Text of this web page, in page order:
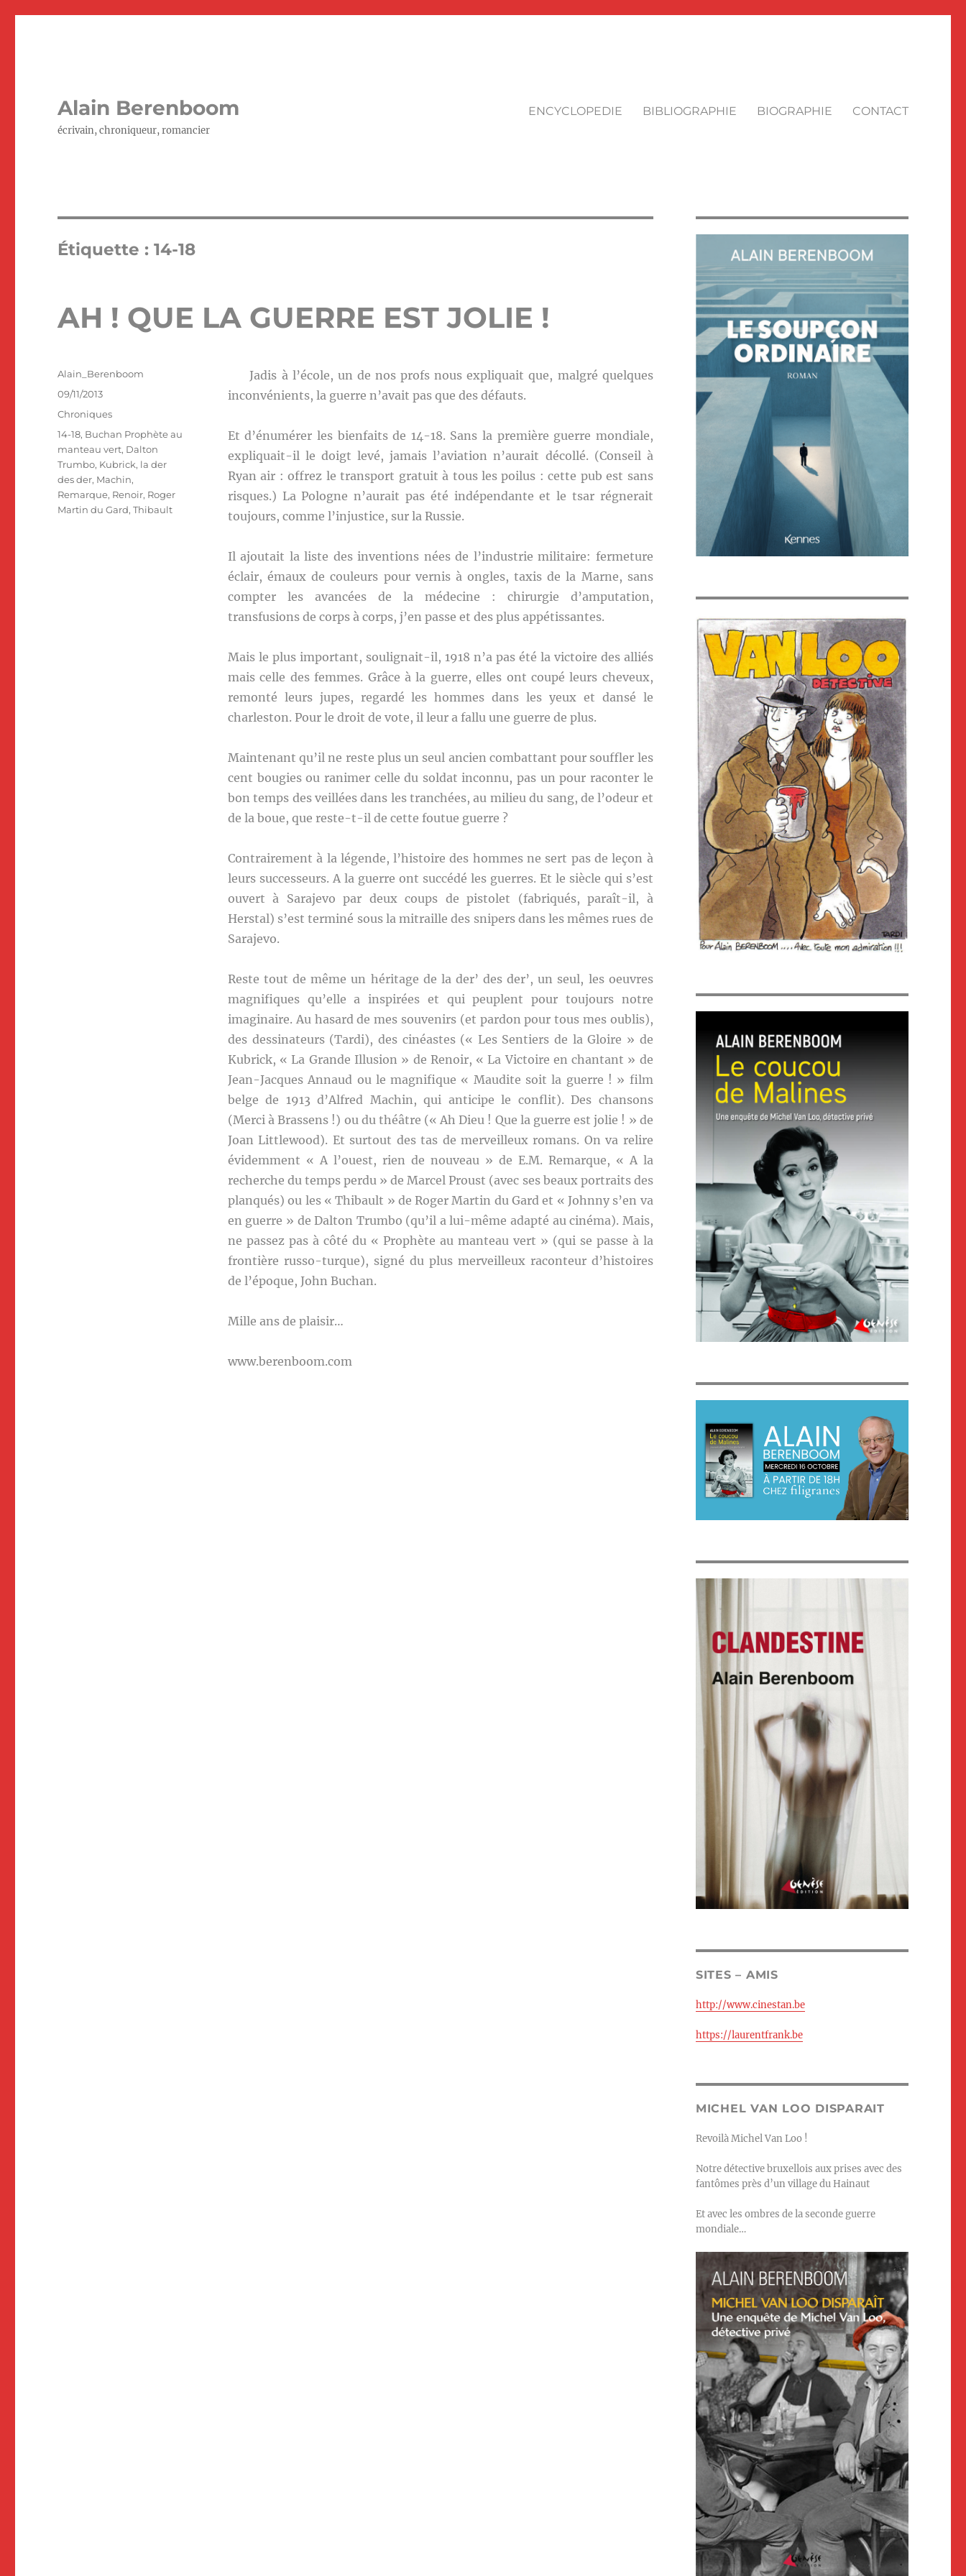
Alain Berenboom
écrivain, chroniqueur, romancier
ENCYCLOPEDIE BIBLIOGRAPHIE BIOGRAPHIE CONTACT
Étiquette :14-18
AH ! QUE LA GUERRE EST JOLIE !
Jadis à l’école, un de nos profs nous expliquait que, malgré quelques
inconvénients, la guerre n’avait pas que des défauts.
Et d’énumérer les bienfaits de 14-18. Sans la première guerre mondiale,
expliquait-il le doigt levé, jamais l’aviation n’aurait décollé. (Conseil à
Ryan air : offrez le transport gratuit à tous les poilus : cette pub est sans
risques.) La Pologne n’aurait pas été indépendante et le tsar régnerait
toujours, comme l’injustice, sur la Russie.
Il ajoutait la liste des inventions nées de l’industrie militaire: fermeture
éclair, émaux de couleurs pour vernis à ongles, taxis de la Marne, sans
compter les avancées de la médecine : chirurgie d’amputation,
transfusions de corps à corps, j’en passe et des plus appétissantes.
Mais le plus important, soulignait-il, 1918 n’a pas été la victoire des alliés
mais celle des femmes. Grâce à la guerre, elles ont coupé leurs cheveux,
remonté leurs jupes, regardé les hommes dans les yeux et dansé le
charleston. Pour le droit de vote, il leur a fallu une guerre de plus.
Maintenant qu’il ne reste plus un seul ancien combattant pour souffler les
cent bougies ou ranimer celle du soldat inconnu, pas un pour raconter le
bon temps des veillées dans les tranchées, au milieu du sang, de l’odeur et
de la boue, que reste-t-il de cette foutue guerre ?
Contrairement à la légende, l’histoire des hommes ne sert pas de leçon à
leurs successeurs. A la guerre ont succédé les guerres. Et le siècle qui s’est
ouvert à Sarajevo par deux coups de pistolet (fabriqués, paraît-il, à
Herstal) s’est terminé sous la mitraille des snipers dans les mêmes rues de
Sarajevo.
Reste tout de même un héritage de la der’ des der’, un seul, les oeuvres
magnifiques qu’elle a inspirées et qui peuplent pour toujours notre
imaginaire. Au hasard de mes souvenirs (et pardon pour tous mes oublis),
des dessinateurs (Tardi), des cinéastes (« Les Sentiers de la Gloire » de
Kubrick, « La Grande Illusion » de Renoir, « La Victoire en chantant » de
Jean-Jacques Annaud ou le magnifique « Maudite soit la guerre ! » film
belge de 1913 d’Alfred Machin, qui anticipe le conflit). Des chansons
(Merci à Brassens !) ou du théâtre (« Ah Dieu ! Que la guerre est jolie ! » de
Joan Littlewood). Et surtout des tas de merveilleux romans. On va relire
évidemment « A l’ouest, rien de nouveau » de E.M. Remarque, « A la
recherche du temps perdu » de Marcel Proust (avec ses beaux portraits des
planqués) ou les « Thibault » de Roger Martin du Gard et « Johnny s’en va
en guerre » de Dalton Trumbo (qu’il a lui-même adapté au cinéma). Mais,
ne passez pas à côté du « Prophète au manteau vert » (qui se passe à la
frontière russo-turque), signé du plus merveilleux raconteur d’histoires
de l’époque, John Buchan.
Mille ans de plaisir…
www.berenboom.com
Auteur
Alain_Berenboom
Publié
le
09/11/2013
Catégories
Chroniques
Étiquettes
14-18, Buchan Prophète au
manteau vert, Dalton
Trumbo, Kubrick, la der
des der, Machin,
Remarque, Renoir, Roger
Martin du Gard,Thibault
SITES – AMIS
http://www.cinestan.be
https://laurentfrank.be
MICHEL VAN LOO DISPARAIT
Revoilà Michel Van Loo !
Notre détective bruxellois aux prises avec des
fantômes près d’un village du Hainaut
Et avec les ombres de la seconde guerre
mondiale…